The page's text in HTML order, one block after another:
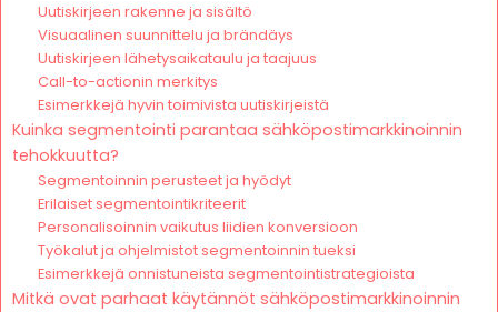
Uutiskirjeen rakenne ja sisältö
Visuaalinen suunnittelu ja brändäys
Uutiskirjeen lähetysaikataulu ja taajuus
Call-to-actionin merkitys
Esimerkkejä hyvin toimivista uutiskirjeistä
Kuinka segmentointi parantaa sähköpostimarkkinoinnin
tehokkuutta?
Segmentoinnin perusteet ja hyödyt
Erilaiset segmentointikriteerit
Personalisoinnin vaikutus liidien konversioon
Työkalut ja ohjelmistot segmentoinnin tueksi
Esimerkkejä onnistuneista segmentointistrategioista
Mitkä ovat parhaat käytännöt sähköpostimarkkinoinnin